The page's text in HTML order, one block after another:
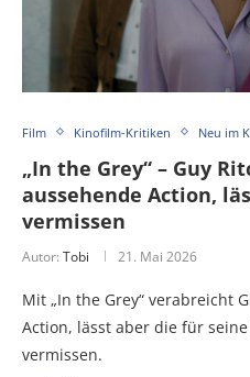
Film Kinofilm-Kritiken Neu im
„In the Grey“ – Guy
aussehende Action,
vermissen
Autor: Tobi 21. Mai 2026
Mit „In the Grey“ verabreicht
Action, lässt aber die für
vermissen.